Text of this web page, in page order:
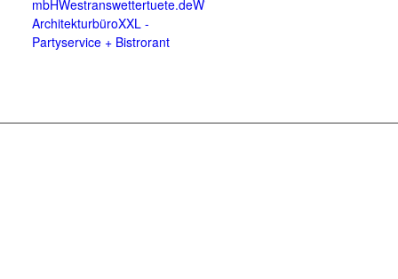
mbHWestranswettertuete.deWienken-
ArchitekturbüroXXL -
Partyservice + Bistrorant